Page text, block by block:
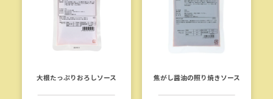
大根たっぷりおろしソース 焦がし醤油の照り焼きソース